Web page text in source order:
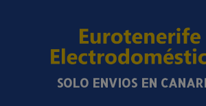
SOLO ENVIOS EN